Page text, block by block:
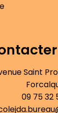
Saint
09 75 32